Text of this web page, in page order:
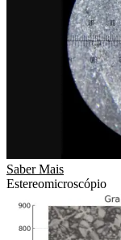
Saber Mais
Estereomicroscópio